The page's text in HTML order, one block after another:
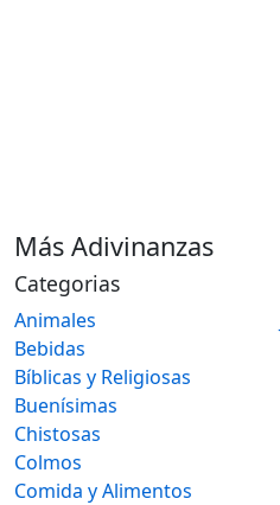
Más Adivinanzas
Categorias
Animales
Bebidas
Bíblicas y Religiosas
Buenísimas
Chistosas
Colmos
Comida y Alimentos